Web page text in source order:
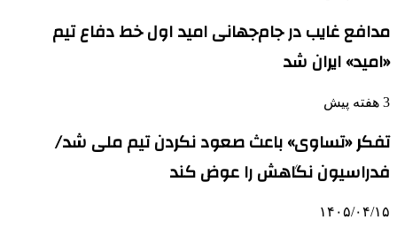
مدافع غایب در جام‌جهانی امید اول خط دفاع تیم
«امید» ایران شد
3 هفته پیش
تفکر «تساوی» باعث صعود نکردن تیم ملی شد/
فدراسیون نگاهش را عوض کند
۱۴۰۵/۰۴/۱۵